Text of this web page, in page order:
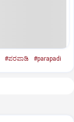
#ಪರಪಾಡಿ #parapadi